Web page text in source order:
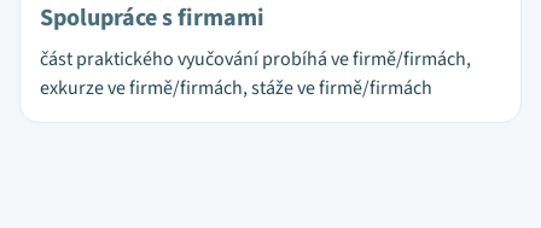
Spolupráce s firmami
část praktického vyučování probíhá ve firmě/firmách,
exkurze ve firmě/firmách, stáže ve firmě/firmách